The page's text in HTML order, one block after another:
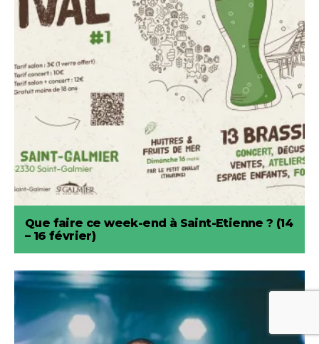
Que faire ce week-end à Saint-Etienne ? (14
– 16 février)